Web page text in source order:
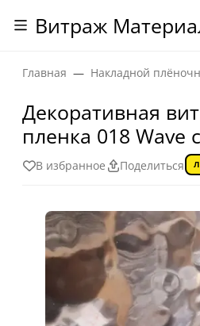
Витраж
Главная Накладной
Декоративная
пленка 018 Wave
В избранное Поделиться